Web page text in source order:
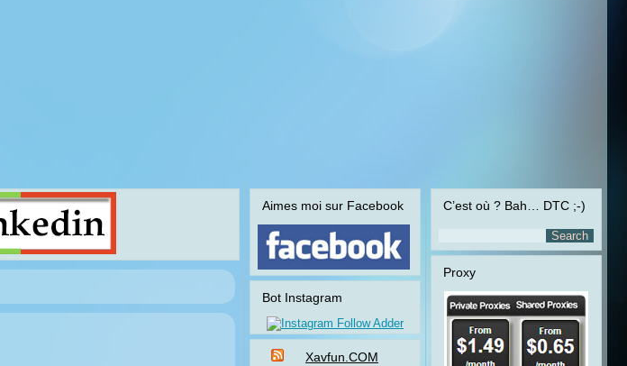
Aimes moi sur Facebook
Bot Instagram
Xavfun.COM
C’est où ? Bah… DTC ;-)
Proxy